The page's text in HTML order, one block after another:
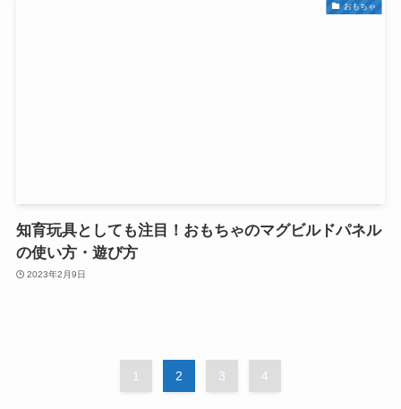
おもちゃ
知育玩具としても注目！おもちゃのマグビルドパネル
の使い方・遊び方
2023年2月9日
1 2 3 4